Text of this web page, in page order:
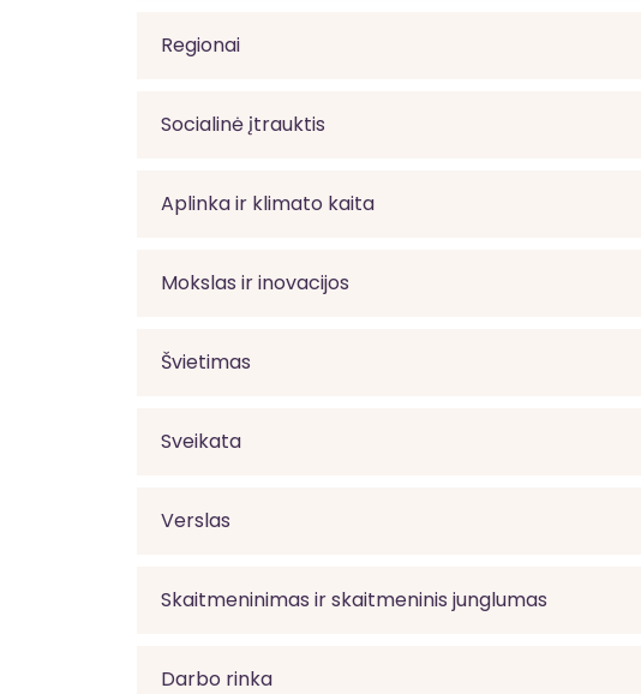
Regionai
Socialinė įtrauktis
Aplinka ir klimato kaita
Mokslas ir inovacijos
Švietimas
Sveikata
Verslas
Skaitmeninimas ir skaitmeninis junglumas
Darbo rinka